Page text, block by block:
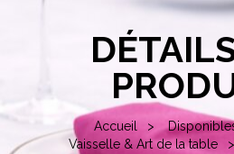
Accueil
Vaisselle & Art de la table